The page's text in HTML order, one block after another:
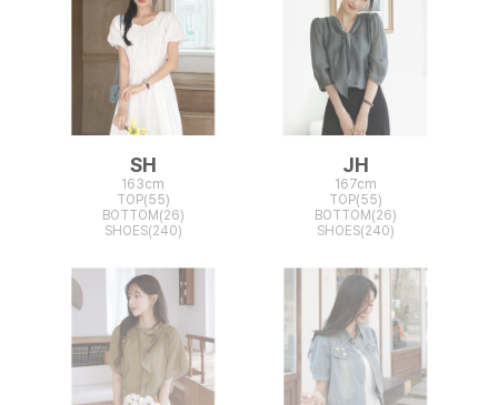
SH
163cm
TOP(55)
BOTTOM(26)
SHOES(240)
JH
167cm
TOP(55)
BOTTOM(26)
SHOES(240)